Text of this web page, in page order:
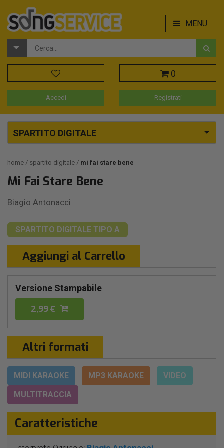
MENU
0
Accedi Registrati
SPARTITO DIGITALE
home spartito digitale mi fai stare bene
Mi Fai Stare Bene
Biagio Antonacci
SPARTITO DIGITALE TIPO A
Aggiungi al Carrello
Versione Stampabile
2,99 €
Altri formati
MIDI KARAOKE MP3 KARAOKE
VIDEO
MULTITRACCIA
Caratteristiche